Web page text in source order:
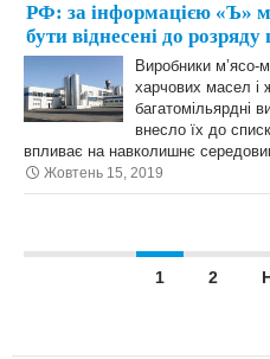
РФ: за інформацією «Ъ»
бути віднесені до
Виробники м’ясо-
харчових масел і
багатомільярдні
внесло їх до
впливає на навколишнє
Жовтень 15, 2019
Posts navigation
1 2